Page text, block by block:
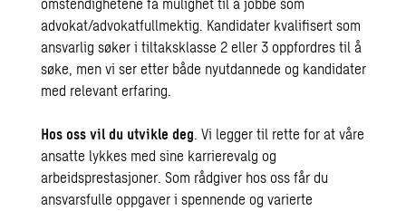
advokat/advokatfullmektig. Kandidater kvalifisert som
ansvarlig søker i tiltaksklasse 2 eller 3 oppfordres til å
søke, men vi ser etter både nyutdannede og kandidater
med relevant erfaring.
Hos oss vil du utvikle deg. Vi legger til rette for at våre
ansatte lykkes med sine karrierevalg og
arbeidsprestasjoner. Som rådgiver hos oss får du
ansvarsfulle oppgaver i spennende og varierte